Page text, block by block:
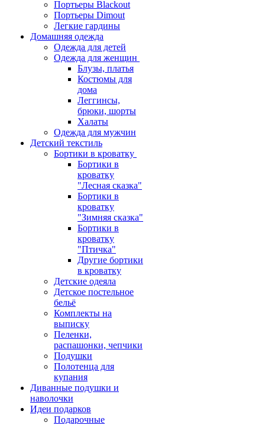
Портьеры Blackout
Портьеры Dimout
Легкие гардины
Домашняя одежда
Одежда для детей
Одежда для женщин
Блузы, платья
Костюмы для
дома
Леггинсы,
брюки, шорты
Халаты
Одежда для мужчин
Детский текстиль
Бортики в кроватку
Бортики в
кроватку
"Лесная сказка"
Бортики в
кроватку
"Зимняя сказка"
Бортики в
кроватку
"Птичка"
Другие бортики
в кроватку
Детские одеяла
Детское постельное
бельё
Комплекты на
выписку
Пеленки,
распашонки, чепчики
Подушки
Полотенца для
купания
Диванные подушки и
наволочки
Идеи подарков
Подарочные